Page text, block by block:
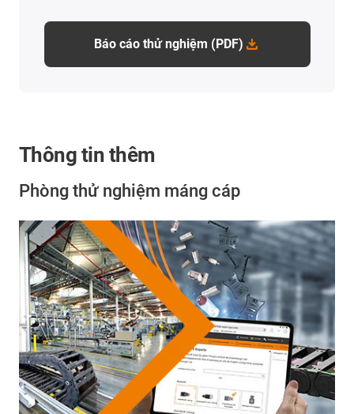
Báo cáo thử nghiệm (PDF)
Thông tin thêm
Phòng thử nghiệm máng cáp